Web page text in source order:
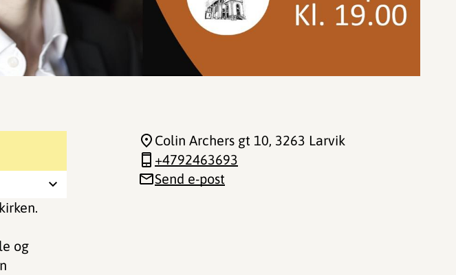
og
Colin Archers gt 10, 3263 Larvik
+4792463693
Send e-post